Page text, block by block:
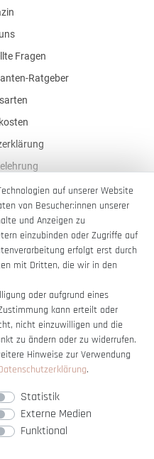
Fragen
Ratgeber
auf unserer Website
von Besucher:innen unserer
und Anzeigen zu
einzubinden oder Zugriffe auf
erfolgt erst durch
mit Dritten, die wir in den
oder aufgrund eines
kann erteilt oder
nicht einzuwilligen und die
zu ändern oder zu widerrufen.
Hinweise zur Verwendung
.
Statistik
Externe Medien
Funktional